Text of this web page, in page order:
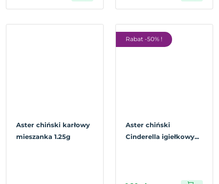
Aster chiński karłowy
mieszanka 1.25g
Rabat -50% !
Aster chiński
Cinderella igiełkowy...